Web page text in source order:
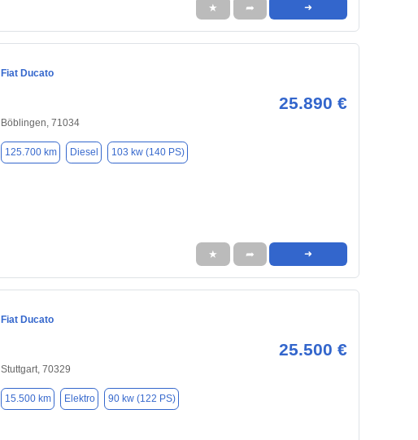
★ ➦ ➜
Fiat Ducato
25.890 €
Böblingen, 71034
125.700 km Diesel 103 kw (140 PS)
★ ➦ ➜
Fiat Ducato
25.500 €
Stuttgart, 70329
15.500 km Elektro 90 kw (122 PS)